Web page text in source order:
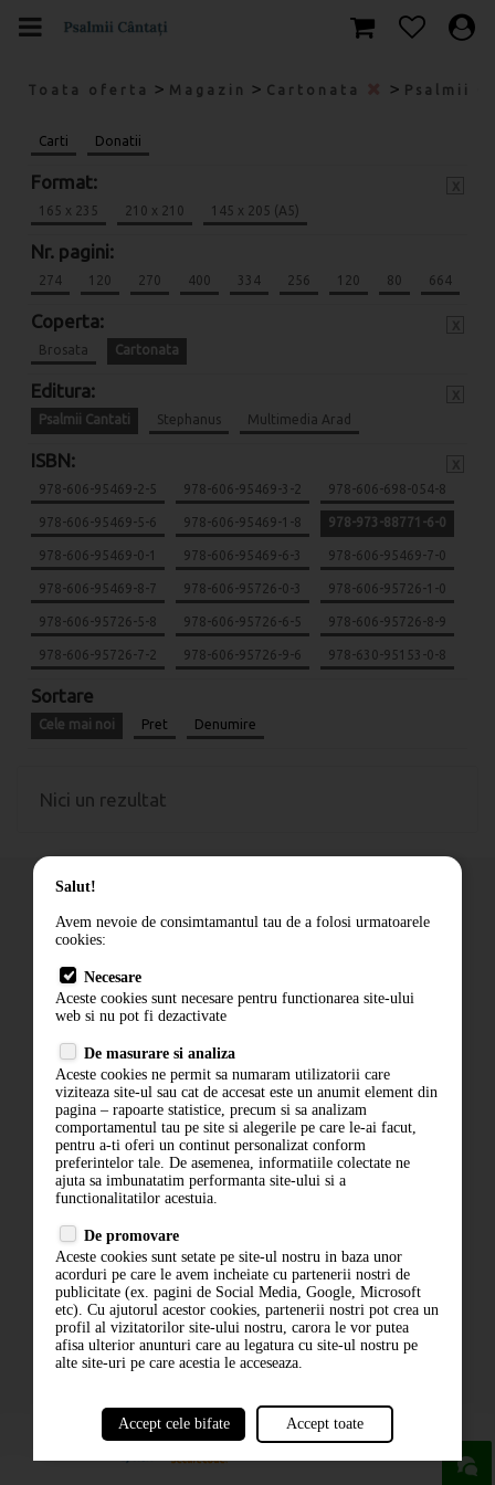
Toata oferta > Magazin > Cartonata > Psalmii
Carti Donatii
Format:
165 x 235 210 x 210 145 x 205 (A5)
Nr. pagini:
274 120 270 400 334 256 120 80 664
Coperta:
Brosata Cartonata
Editura:
Psalmii Cantati Stephanus Multimedia Arad
ISBN:
978-606-95469-2-5 978-606-95469-3-2 978-606-698-054-8
978-606-95469-5-6 978-606-95469-1-8 978-973-88771-6-0
978-606-95469-0-1 978-606-95469-6-3 978-606-95469-7-0
978-606-95469-8-7 978-606-95726-0-3 978-606-95726-1-0
978-606-95726-5-8 978-606-95726-6-5 978-606-95726-8-9
978-606-95726-7-2 978-606-95726-9-6 978-630-95153-0-8
Sortare
Cele mai noi Pret Denumire
Nici un rezultat
Cum comand
Livrare
Contact
Politica de confidentialitate
ANPC
ABONARE LA NEWSLETTER
ABONARE
Salut!
Avem nevoie de consimtamantul tau de a folosi urmatoarele
cookies:
Necesare
Aceste cookies sunt necesare pentru functionarea site-ului
web si nu pot fi dezactivate
De masurare si analiza
Aceste cookies ne permit sa numaram utilizatorii care
viziteaza site-ul sau cat de accesat este un anumit element din
pagina – rapoarte statistice, precum si sa analizam
comportamentul tau pe site si alegerile pe care le-ai facut,
pentru a-ti oferi un continut personalizat conform
preferintelor tale. De asemenea, informatiile colectate ne
ajuta sa imbunatatim performanta site-ului si a
functionalitatilor acestuia.
De promovare
Aceste cookies sunt setate pe site-ul nostru in baza unor
acorduri pe care le avem incheiate cu partenerii nostri de
publicitate (ex. pagini de Social Media, Google, Microsoft
etc). Cu ajutorul acestor cookies, partenerii nostri pot crea un
profil al vizitatorilor site-ului nostru, carora le vor putea
afisa ulterior anunturi care au legatura cu site-ul nostru pe
alte site-uri pe care acestia le acceseaza.
Accept cele bifate Accept toate